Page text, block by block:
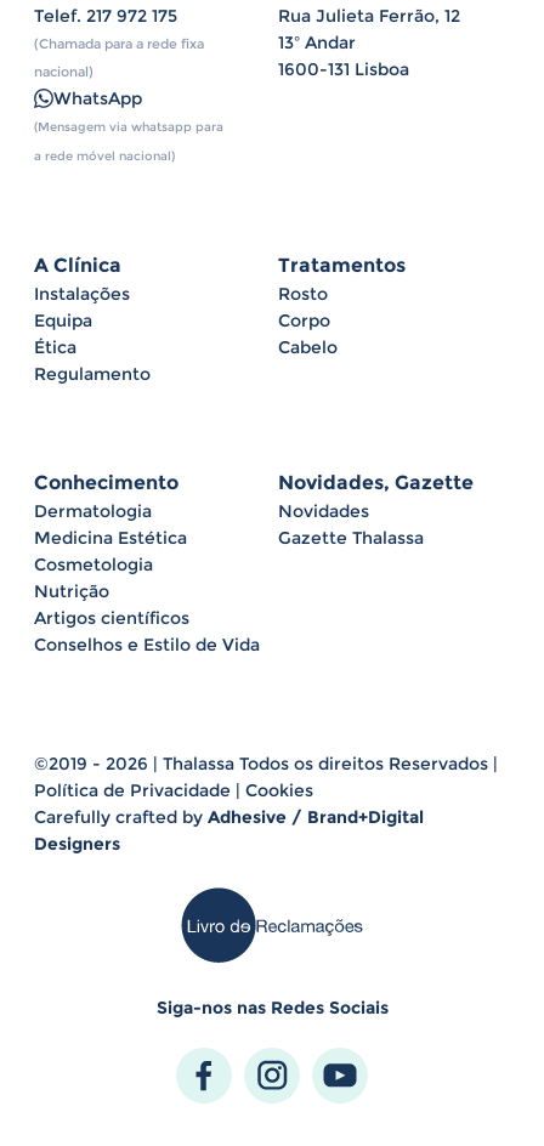
Telef. 217 972 175
(Chamada para a rede fixa
nacional)
WhatsApp
(Mensagem via whatsapp para
a rede móvel nacional)
Rua Julieta Ferrão, 12
13º Andar
1600-131 Lisboa
A Clínica
Instalações
Equipa
Ética
Regulamento
Tratamentos
Rosto
Corpo
Cabelo
Conhecimento
Dermatologia
Medicina Estética
Cosmetologia
Nutrição
Artigos científicos
Conselhos e Estilo de Vida
Novidades, Gazette
Novidades
Gazette Thalassa
©2019 - 2026 | Thalassa Todos os direitos Reservados |
Política de Privacidade | Cookies
Carefully crafted by Adhesive / Brand+Digital
Designers
Siga-nos nas Redes Sociais